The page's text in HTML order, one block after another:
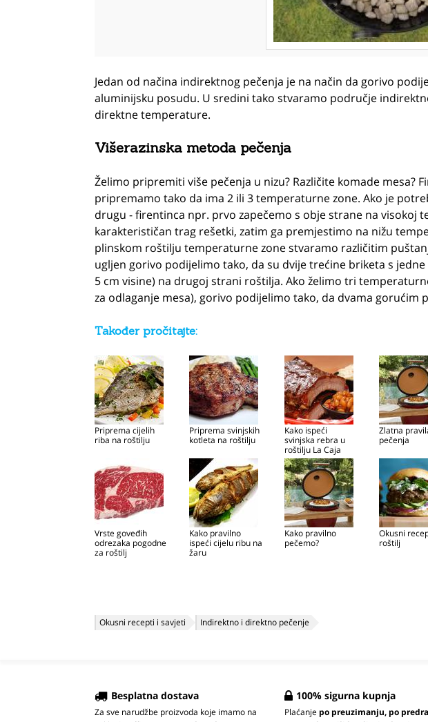
Jedan od načina indirektnog pečenja je na način da gorivo
aluminijsku posudu. U sredini tako stvaramo područje
direktne temperature.
Višerazinska metoda pečenja
Želimo pripremiti više pečenja u nizu? Različite komade mesa?
pripremamo tako da ima 2 ili 3 temperaturne zone. Ako je
drugu - firentinca npr. prvo zapečemo s obje strane na visokoj
karakterističan trag rešetki, zatim ga premjestimo na nižu
plinskom roštilju temperaturne zone stvaramo različitim
ugljen gorivo podijelimo tako, da su dvije trećine briketa s
5 cm visine) na drugoj strani roštilja. Ako želimo tri
za odlaganje mesa), gorivo podijelimo tako, da dvama gorućim
Također pročitajte:
Priprema cijelih
riba na roštilju
Priprema svinjskih
kotleta na roštilju
Kako ispeći
svinjska rebra u
roštilju La Caja
China
Zlatna
pečenja
Vrste goveđih
odrezaka pogodne
za roštilj
Kako pravilno
ispeći cijelu ribu na
žaru
Kako pravilno
pečemo?
Okusni
roštilj
Okusni recepti i savjeti Indirektno i direktno pečenje
Besplatna dostava
Za sve narudžbe proizvoda koje imamo na
100% sigurna kupnja
Plaćanje po preuzimanju, po